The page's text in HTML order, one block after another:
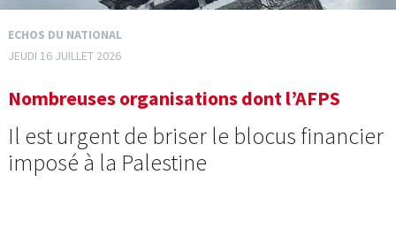
ECHOS DU NATIONAL
JEUDI 16 JUILLET 2026
Nombreuses organisations dont l’AFPS
Il est urgent de briser le blocus financier
imposé à la Palestine